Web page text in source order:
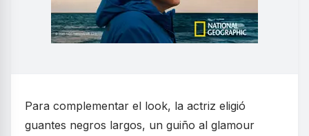
Para complementar el look, la actriz eligió
guantes negros largos, un guiño al glamour